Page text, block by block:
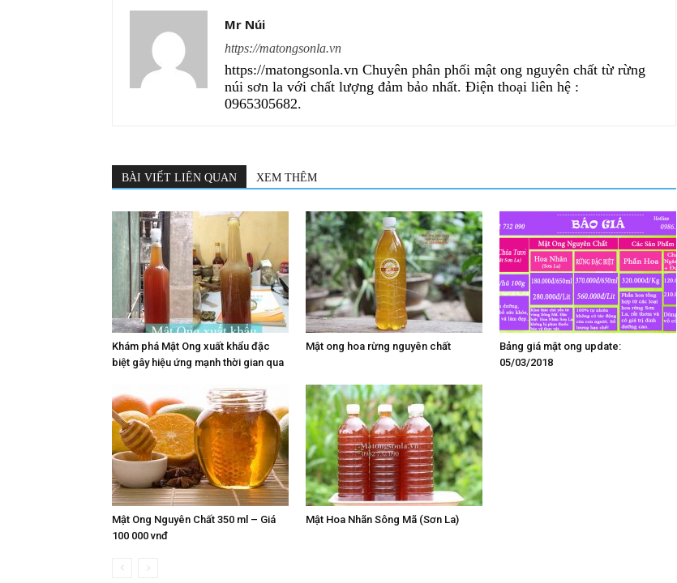
Mr Núi
https://matongsonla.vn
https://matongsonla.vn Chuyên phân phối mật ong nguyên chất từ rừng
núi sơn la với chất lượng đảm bảo nhất. Điện thoại liên hệ :
0965305682.
BÀI VIẾT LIÊN QUAN XEM THÊM
Khám phá Mật Ong xuất khẩu đặc
biệt gây hiệu ứng mạnh thời gian qua
Mật ong hoa rừng nguyên chất
Bảng giá mật ong update:
05/03/2018
Mật Ong Nguyên Chất 350 ml – Giá
100 000 vnđ
Mật Hoa Nhãn Sông Mã (Sơn La)